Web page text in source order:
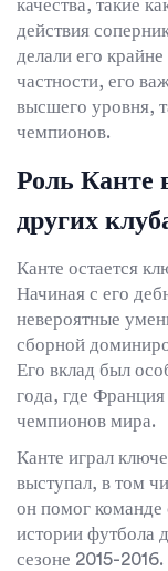
качества, такие
действия
делали его
частности, его
высшего уровня,
чемпионов.
Роль Канте
других
Канте остается
Начиная с его
невероятные
сборной
Его вклад был
года, где
чемпионов мира.
Канте играл
выступал, в том
он помог
истории футбола
сезоне 2015-